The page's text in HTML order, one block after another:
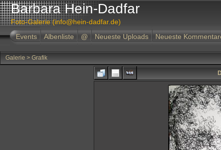
Barbara Hein-Dadfar
Foto-Galerie (info@hein-dadfar.de)
Events
Albenliste @ Neueste Uploads Neueste
Galerie > Grafik